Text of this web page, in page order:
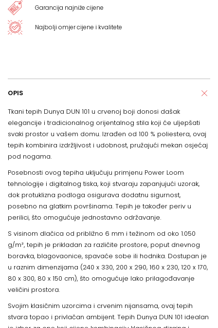
Garancija najniže cijene
Najbolji omjer cijene i kvalitete
OPIS
Tkani tepih Dunya DUN 101 u crvenoj boji donosi dašak
elegancije i tradicionalnog orijentalnog stila koji će uljepšati
svaki prostor u vašem domu. Izrađen od 100 % poliestera, ovaj
tepih kombinira izdržljivost i udobnost, pružajući mekan osjećaj
pod nogama.
Posebnosti ovog tepiha uključuju primjenu Power Loom
tehnologije i digitalnog tiska, koji stvaraju zapanjujući uzorak,
dok protuklizna podloga osigurava dodatnu sigurnost,
posebno na glatkim površinama. Tepih je također periv u
perilici, što omogućuje jednostavno održavanje.
S visinom dlačica od približno 6 mm i težinom od oko 1.050
g/m², tepih je prikladan za različite prostore, poput dnevnog
boravka, blagovaonice, spavaće sobe ili hodnika. Dostupan je
u raznim dimenzijama (240 x 330, 200 x 290, 160 x 230, 120 x 170,
80 x 300, 80 x 150 cm), što omogućuje lako prilagođavanje
veličini prostora.
Svojim klasičnim uzorcima i crvenim nijansama, ovaj tepih
stvara topao i privlačan ambijent. Tepih Dunya DUN 101 idealan